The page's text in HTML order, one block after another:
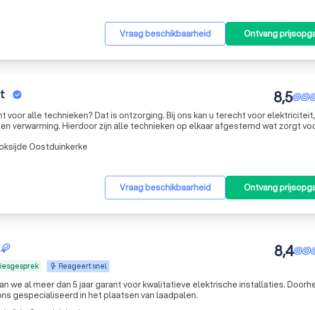
Vraag beschikbaarheid Ontvang
8,5
Dat is ontzorging. Bij ons kan u terecht voor elektriciteit,
op elkaar afgestemd wat zorgt voor
Vraag beschikbaarheid Ontvang
Oostduinkerke
Reageert snel
8,4
we al meer dan 5 jaar garant voor kwalitatieve elektrische installaties.
gespecialiseerd in het plaatsen van laadpalen.